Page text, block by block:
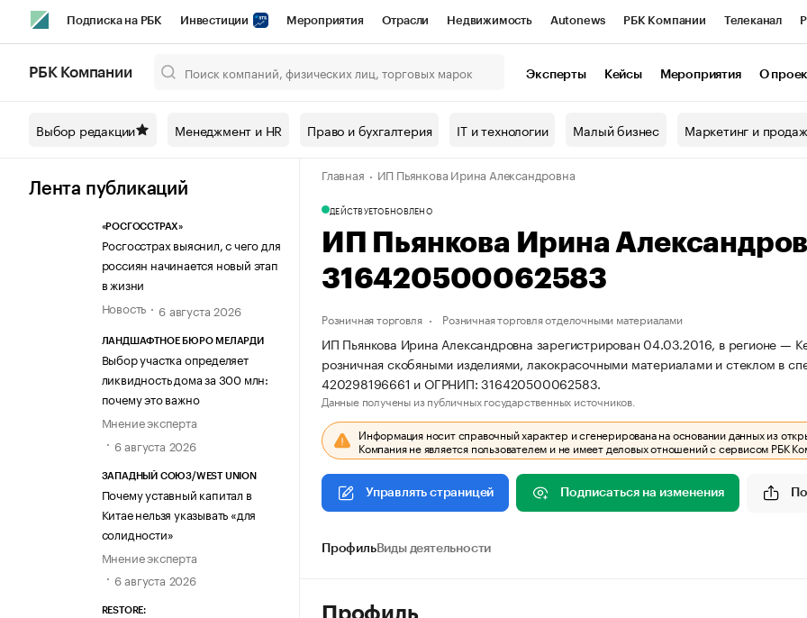
Подписка на РБК Инвестиции Мероприятия Отрасли Недвижимость Autonews РБК Компании Телеканал
Спецпроекты СПб Конференции СПб Спецпроекты Проверка контрагентов
Технологии и медиа Рынок наличной валюты
РБК Компании Эксперты Кейсы Мероприятия О
Выбор редакции Менеджмент и HR Право и бухгалтерия IT и технологии Малый бизнес Маркетинг и
Лента публикаций
«РОСГОССТРАХ»
Росгосстрах выяснил, с чего для
россиян начинается новый этап
в жизни
Новость
6 августа 2026
ЛАНДШАФТНОЕ БЮРО МЕЛАРДИ
Выбор участка определяет
ликвидность дома за 300 млн:
почему это важно
Мнение эксперта
6 августа 2026
ЗАПАДНЫЙ СОЮЗ/WEST UNION
Почему уставный капитал в
Китае нельзя указывать «для
солидности»
Мнение эксперта
6 августа 2026
RESTORE:
Главная ИП Пьянкова Ирина Александровна
ДЕЙСТВУЕТОБНОВЛЕНО
ИП Пьянкова Ирина
316420500062583
Розничная торговля Розничная торговля отделочными материалами
ИП Пьянкова Ирина Александровна зарегистрирован 04.03.2016, в регионе —
розничная скобяными изделиями, лакокрасочными материалами и стеклом в
420298196661 и ОГРНИП: 316420500062583.
Данные получены из публичных государственных источников.
Информация носит справочный характер и сгенерирована на основании данных из
Компания не является пользователем и не имеет деловых отношений с сервисом РБК
Управлять страницей Подписаться на изменения
ПрофильВиды деятельности
Профиль